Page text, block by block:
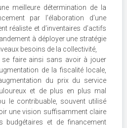
meilleure détermination de la
par l’élaboration d’une
réaliste et d’inventaires d’actifs
à déployer une stratégie
besoins de la collectivité,
se faire ainsi sans avoir à jouer
de la fiscalité locale,
du prix du service
et de plus en plus mal
le contribuable, souvent utilisé
une vision suffisamment claire
budgétaires et de financement